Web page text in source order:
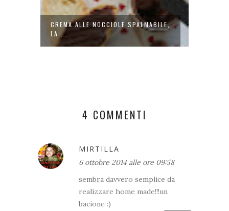
CREMA ALLE NOCCIOLE SPALMABILE,
LA ...
4 COMMENTI
MIRTILLA
6 ottobre 2014 alle ore 09:58
sembra davvero semplice da
realizzare home made!!!un
bacione :)